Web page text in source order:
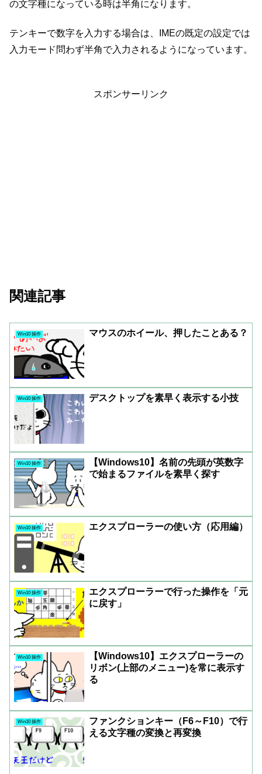
の文字種になっている時は半角になります。
テンキーで数字を入力する場合は、IMEの既定の設定では
入力モード問わず半角で入力されるようになっています。
スポンサーリンク
関連記事
Win10 操作 マウスのホイール、押したことある？
Win10 操作 デスクトップを素早く表示する小技
Win10 操作
【Windows10】名前の先頭が英数字
で始まるファイルを素早く探す
Win10 操作 エクスプローラーの使い方（応用編）
Win10 操作
エクスプローラーで行った操作を「元
に戻す」
Win10 操作
【Windows10】エクスプローラーの
リボン(上部のメニュー)を常に表示す
る
Win10 操作
ファンクションキー（F6～F10）で行
える文字種の変換と再変換